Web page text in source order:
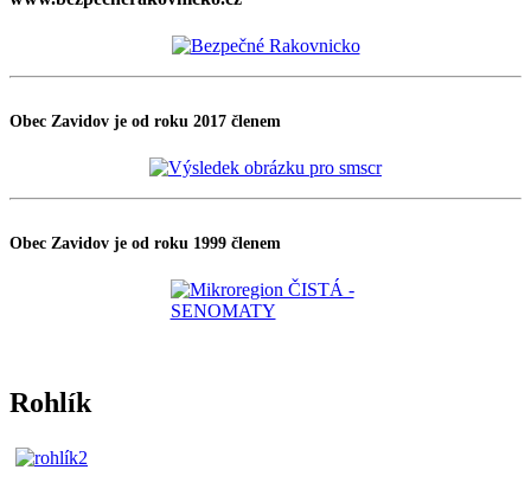
Obec Zavidov je od roku 2017 členem
Obec Zavidov je od roku 1999 členem
Rohlík